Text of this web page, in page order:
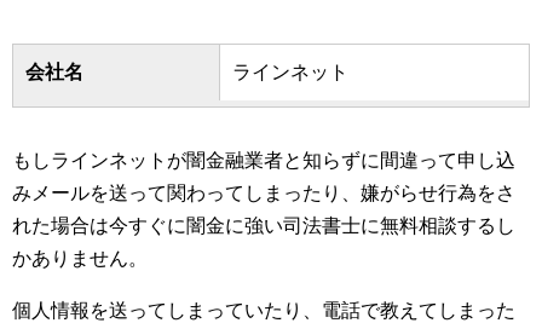
会社名 ラインネット
もしラインネットが闇金融業者と知らずに間違って申し込
みメールを送って関わってしまったり、嫌がらせ行為をさ
れた場合は今すぐに闇金に強い司法書士に無料相談するし
かありません。
個人情報を送ってしまっていたり、電話で教えてしまった